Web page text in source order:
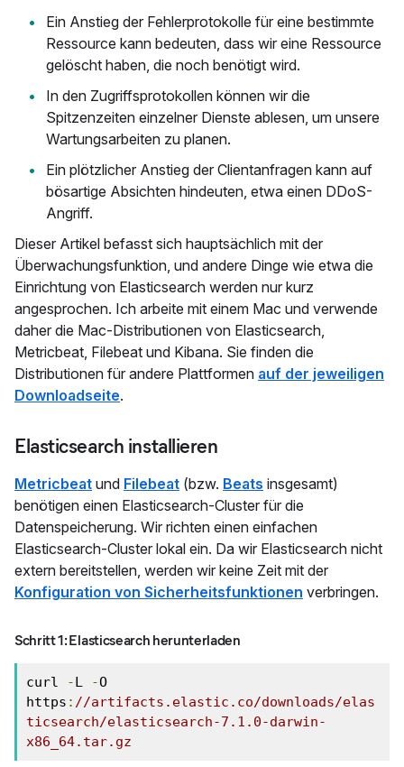
Ein Anstieg der Fehlerprotokolle für eine bestimmte
Ressource kann bedeuten, dass wir eine Ressource
gelöscht haben, die noch benötigt wird.
In den Zugriffsprotokollen können wir die
Spitzenzeiten einzelner Dienste ablesen, um unsere
Wartungsarbeiten zu planen.
Ein plötzlicher Anstieg der Clientanfragen kann auf
bösartige Absichten hindeuten, etwa einen DDoS-
Angriff.
Dieser Artikel befasst sich hauptsächlich mit der
Überwachungsfunktion, und andere Dinge wie etwa die
Einrichtung von Elasticsearch werden nur kurz
angesprochen. Ich arbeite mit einem Mac und verwende
daher die Mac-Distributionen von Elasticsearch,
Metricbeat, Filebeat und Kibana. Sie finden die
Distributionen für andere Plattformen auf der jeweiligen
Downloadseite.
Elasticsearch installieren
Metricbeat und Filebeat (bzw. Beats insgesamt)
benötigen einen Elasticsearch-Cluster für die
Datenspeicherung. Wir richten einen einfachen
Elasticsearch-Cluster lokal ein. Da wir Elasticsearch nicht
extern bereitstellen, werden wir keine Zeit mit der
Konfiguration von Sicherheitsfunktionen verbringen.
Schritt 1: Elasticsearch herunterladen
curl -L -O
https : //artifacts.elastic.co/downloads/elas
ticsearch/elasticsearch-7.1.0-darwin-
x86_64.tar.gz